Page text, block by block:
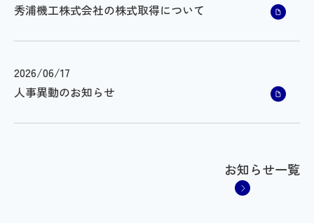
秀浦機工株式会社の株式取得について
2026/06/17
人事異動のお知らせ
お知らせ一覧